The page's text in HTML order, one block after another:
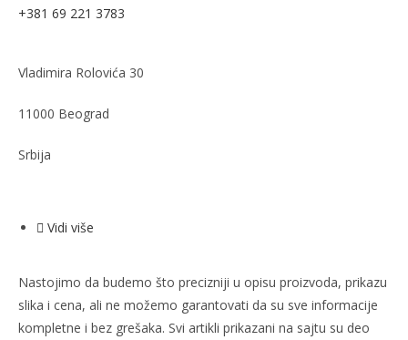
+381 69 221 3783
Vladimira Rolovića 30
11000 Beograd
Srbija
Vidi više
Nastojimo da budemo što precizniji u opisu proizvoda, prikazu
slika i cena, ali ne možemo garantovati da su sve informacije
kompletne i bez grešaka. Svi artikli prikazani na sajtu su deo